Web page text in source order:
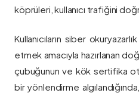
köprüleri, kullanıcı trafiğini
Kullanıcıların siber
etmek amacıyla hazırlanan
çubuğunun ve kök sertifika
bir yönlendirme